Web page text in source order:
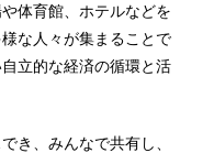
体育館、ホテルなどを
な人々が集まることで
立的な経済の循環と活
き、みんなで共有し、